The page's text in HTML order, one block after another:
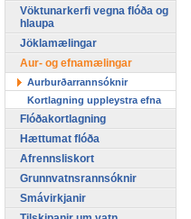
Vöktunarkerfi vegna flóða og
hlaupa
Jöklamælingar
Aur- og efnamælingar
Aurburðarrannsóknir
Kortlagning uppleystra efna
Flóðakortlagning
Hættumat flóða
Afrennsliskort
Grunnvatnsrannsóknir
Smávirkjanir